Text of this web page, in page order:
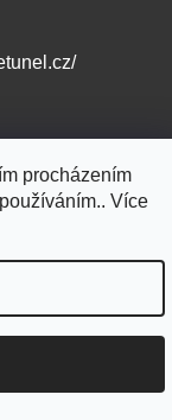
procházením
Více
práva vyhrazena.